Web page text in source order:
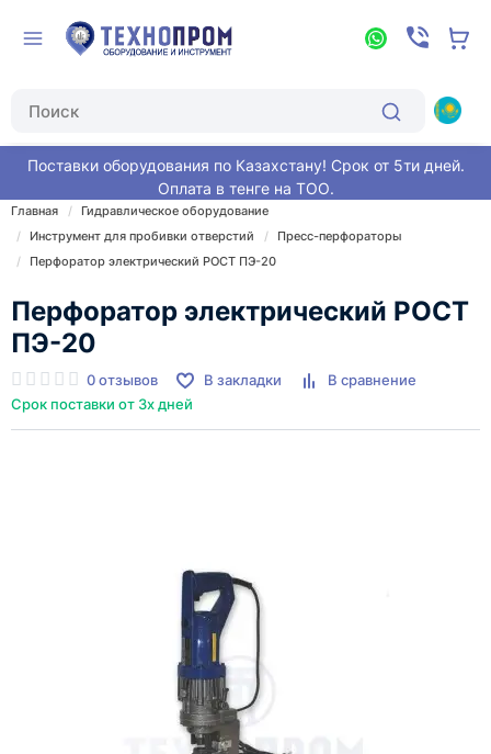
Поставки оборудования по Казахстану! Срок от 5ти дней.
Оплата в тенге на ТОО.
Главная
Гидравлическое оборудование
Инструмент для пробивки отверстий
Пресс-перфораторы
Перфоратор электрический РОСТ ПЭ-20
Перфоратор электрический РОСТ
ПЭ-20
0 отзывов В закладки
В сравнение
Срок поставки от 3х дней